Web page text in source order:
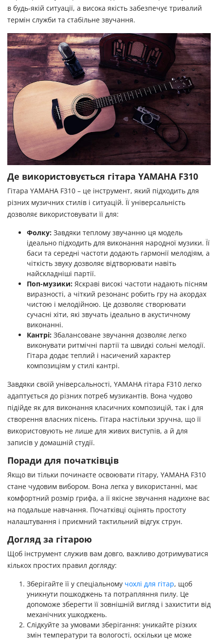
в будь-якій ситуації, а висока якість забезпечує тривалий
термін служби та стабільне звучання.
Де використовується гітара YAMAHA F310
Гітара YAMAHA F310 – це інструмент, який підходить для
різних музичних стилів і ситуацій. Її універсальність
дозволяє використовувати її для:
Фолку: Завдяки теплому звучанню ця модель
ідеально підходить для виконання народної музики. Її
баси та середні частоти додають гармонії мелодіям, а
чіткість звуку дозволяє відтворювати навіть
найскладніші партії.
Поп-музики: Яскраві високі частоти надають пісням
виразності, а чіткий резонанс робить гру на акордах
чистою і мелодійною. Це дозволяє створювати
сучасні хіти, які звучать ідеально в акустичному
виконанні.
Кантрі: Збалансоване звучання дозволяє легко
виконувати ритмічні партії та швидкі сольні мелодії.
Гітара додає теплий і насичений характер
композиціям у стилі кантрі.
Завдяки своїй універсальності, YAMAHA гітара F310 легко
адаптується до різних потреб музикантів. Вона чудово
підійде як для виконання класичних композицій, так і для
створення власних пісень. Гітара настільки зручна, що її
використовують не лише для живих виступів, а й для
записів у домашній студії.
Поради для початківців
Якщо ви тільки починаєте освоювати гітару, YAMAHA F310
стане чудовим вибором. Вона легка у використанні, має
комфортний розмір грифа, а її якісне звучання надихне вас
на подальше навчання. Початківці оцінять простоту
налаштування і приємний тактильний відгук струн.
Догляд за гітарою
Щоб інструмент служив вам довго, важливо дотримуватися
кількох простих правил догляду:
Зберігайте її у спеціальному чохлі для гітар, щоб
уникнути пошкоджень та потрапляння пилу. Це
допоможе зберегти її зовнішній вигляд і захистити від
механічних ушкоджень.
Слідкуйте за умовами зберігання: уникайте різких
змін температури та вологості, оскільки це може